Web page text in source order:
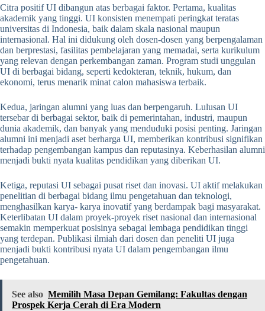
Citra positif UI dibangun atas berbagai faktor. Pertama, kualitas
akademik yang tinggi. UI konsisten menempati peringkat teratas
universitas di Indonesia, baik dalam skala nasional maupun
internasional. Hal ini didukung oleh dosen-dosen yang berpengalaman
dan berprestasi, fasilitas pembelajaran yang memadai, serta kurikulum
yang relevan dengan perkembangan zaman. Program studi unggulan
UI di berbagai bidang, seperti kedokteran, teknik, hukum, dan
ekonomi, terus menarik minat calon mahasiswa terbaik.
Kedua, jaringan alumni yang luas dan berpengaruh. Lulusan UI
tersebar di berbagai sektor, baik di pemerintahan, industri, maupun
dunia akademik, dan banyak yang menduduki posisi penting. Jaringan
alumni ini menjadi aset berharga UI, memberikan kontribusi signifikan
terhadap pengembangan kampus dan reputasinya. Keberhasilan alumni
menjadi bukti nyata kualitas pendidikan yang diberikan UI.
Ketiga, reputasi UI sebagai pusat riset dan inovasi. UI aktif melakukan
penelitian di berbagai bidang ilmu pengetahuan dan teknologi,
menghasilkan karya- karya inovatif yang berdampak bagi masyarakat.
Keterlibatan UI dalam proyek-proyek riset nasional dan internasional
semakin memperkuat posisinya sebagai lembaga pendidikan tinggi
yang terdepan. Publikasi ilmiah dari dosen dan peneliti UI juga
menjadi bukti kontribusi nyata UI dalam pengembangan ilmu
pengetahuan.
See also Memilih Masa Depan Gemilang: Fakultas dengan
Prospek Kerja Cerah di Era Modern